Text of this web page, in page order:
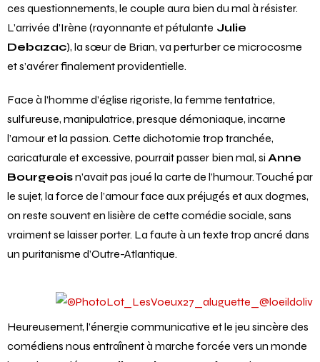
ces questionnements, le couple aura bien du mal à résister.
L’arrivée d’Irène (rayonnante et pétulante Julie
Debazac), la sœur de Brian, va perturber ce microcosme
et s’avérer finalement providentielle.
Face à l’homme d’église rigoriste, la femme tentatrice,
sulfureuse, manipulatrice, presque démoniaque, incarne
l’amour et la passion. Cette dichotomie trop tranchée,
caricaturale et excessive, pourrait passer bien mal, si Anne
Bourgeoisn’avait pas joué la carte de l’humour. Touché par
le sujet, la force de l’amour face aux préjugés et aux dogmes,
on reste souvent en lisière de cette comédie sociale, sans
vraiment se laisser porter. La faute à un texte trop ancré dans
un puritanisme d’Outre-Atlantique.
Heureusement, l’énergie communicative et le jeu sincère des
comédiens nous entraînent à marche forcée vers un monde